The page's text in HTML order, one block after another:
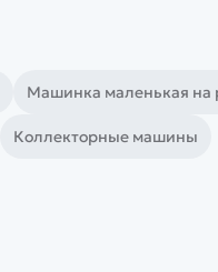
Машинка маленькая на
Коллекторные машины